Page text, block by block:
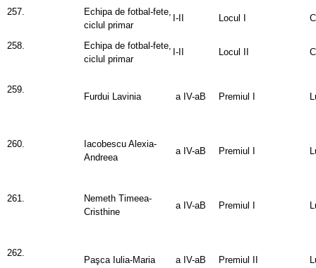
257.
Echipa de fotbal-fete,
ciclul primar
I-II Locul I
258.
Echipa de fotbal-fete,
ciclul primar
I-II Locul II
259.
Furdui Lavinia a IV-aB Premiul I
260.
Iacobescu Alexia-
Andreea
a IV-aB Premiul I
261.
Nemeth Timeea-
Cristhine
a IV-aB Premiul I
262.
Paşca Iulia-Maria a IV-aB Premiul II